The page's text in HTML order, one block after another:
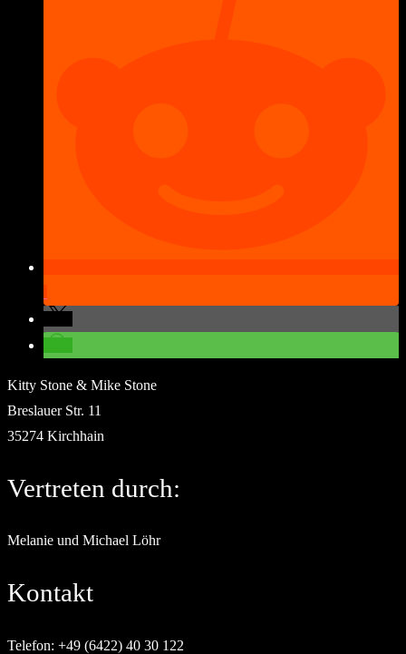
Kitty Stone & Mike Stone
Breslauer Str. 11
35274 Kirchhain
Vertreten durch:
Melanie und Michael Löhr
Kontakt
Telefon: +49 (6422) 40 30 122